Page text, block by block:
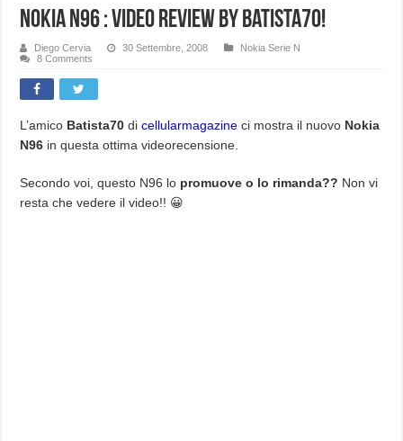
Nokia N96 : Video Review By Batista70!
Diego Cervia 30 Settembre, 2008
Nokia Serie N
8 Comments
L’amico Batista70 dicellularmagazine ci mostra il nuovo Nokia
N96 in questa ottima videorecensione.
Secondo voi, questo N96 lo promuove o lo rimanda?? Non vi
resta che vedere il video!! 😀